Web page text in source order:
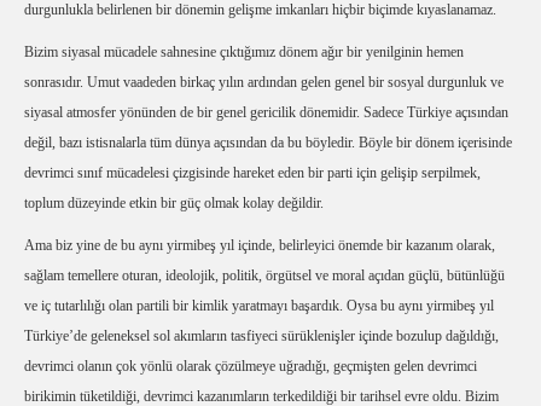
durgunlukla belirlenen bir dönemin gelişme imkanları hiçbir biçimde kıyaslanamaz.
Bizim siyasal mücadele sahnesine çıktığımız dönem ağır bir yenilginin hemen
sonrasıdır. Umut vaadeden birkaç yılın ardından gelen genel bir sosyal durgunluk ve
siyasal atmosfer yönünden de bir genel gericilik dönemidir. Sadece Türkiye açısından
değil, bazı istisnalarla tüm dünya açısından da bu böyledir. Böyle bir dönem içerisinde
devrimci sınıf mücadelesi çizgisinde hareket eden bir parti için gelişip serpilmek,
toplum düzeyinde etkin bir güç olmak kolay değildir.
Ama biz yine de bu aynı yirmibeş yıl içinde, belirleyici önemde bir kazanım olarak,
sağlam temellere oturan, ideolojik, politik, örgütsel ve moral açıdan güçlü, bütünlüğü
ve iç tutarlılığı olan partili bir kimlik yaratmayı başardık. Oysa bu aynı yirmibeş yıl
Türkiye’de geleneksel sol akımların tasfiyeci sürüklenişler içinde bozulup dağıldığı,
devrimci olanın çok yönlü olarak çözülmeye uğradığı, geçmişten gelen devrimci
birikimin tüketildiği, devrimci kazanımların terkedildiği bir tarihsel evre oldu. Bizim